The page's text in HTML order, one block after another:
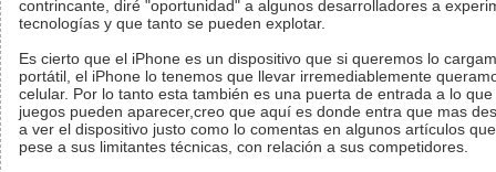
contrincante, diré "oportunidad" a algunos desarrolladores a
tecnologías y que tanto se pueden explotar.
Es cierto que el iPhone es un dispositivo que si queremos lo
portátil, el iPhone lo tenemos que llevar irremediablemente
celular. Por lo tanto esta también es una puerta de entrada a lo
juegos pueden aparecer,creo que aquí es donde entra que mas
a ver el dispositivo justo como lo comentas en algunos artículos
pese a sus limitantes técnicas, con relación a sus competidores.